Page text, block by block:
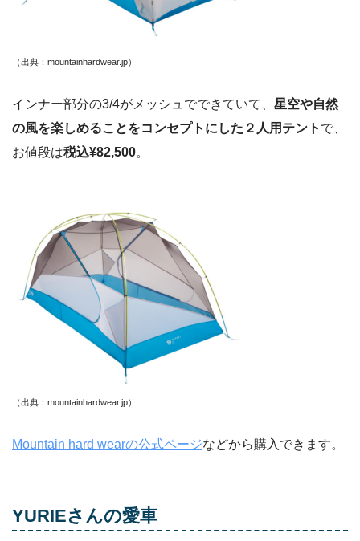
（出典：mountainhardwear.jp）
インナー部分の3/4がメッシュでできていて、 星空や自然
の風を楽しめることをコンセプトにした２人用テント で、
お値段は税込¥82,500。
（出典：mountainhardwear.jp）
Mountain hard wearの公式ページなどから購入できます。
YURIEさんの愛車